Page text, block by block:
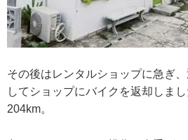
その後はレンタルショップに急ぎ
してショップにバイクを返却しま
204km。